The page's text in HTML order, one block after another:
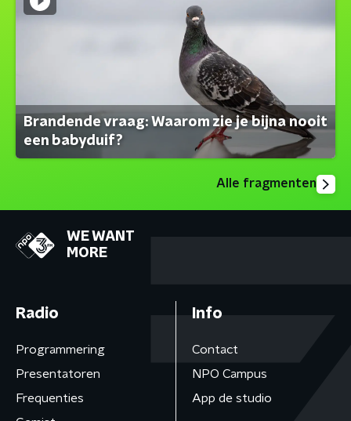
Brandende vraag: Waarom zie je bijna nooit
een babyduif?
Alle fragmenten
WE WANT
MORE
Radio
Programmering
Presentatoren
Frequenties
Info
Contact
NPO Campus
App de studio